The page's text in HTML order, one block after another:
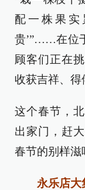
配一株果实
贵’”……在位
顾客们正在
收获吉祥、得
这个春节，
出家门，赶
春节的别样滋
永乐店大